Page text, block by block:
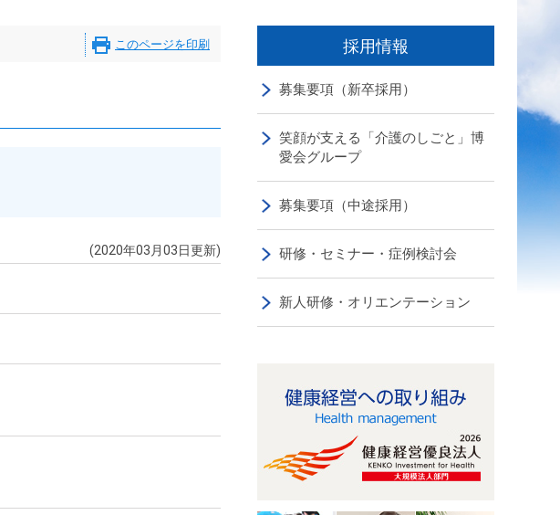
このページを印刷
(2020年03月03日更新)
採用情報
募集要項（新卒採用）
笑顔が支える「介護のしごと」博
愛会グループ
募集要項（中途採用）
研修・セミナー・症例検討会
新人研修・オリエンテーション